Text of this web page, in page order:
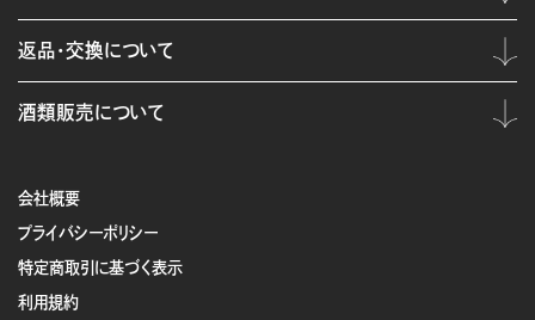
会社概要
プライバシーポリシー
特定商取引に基づく表示
利用規約
返品・交換について
酒類販売について